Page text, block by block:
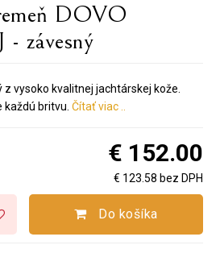
DOVO
- závesný
vysoko kvalitnej jachtárskej kože.
každú britvu. Čítať viac ..
€ 152.00
€ 123.58 bez DPH
Do košíka